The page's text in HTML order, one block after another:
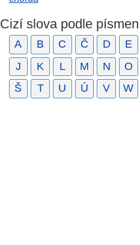
Cizí slova podle písmen
A B C Č D E
J
K L M N O
Š
T U Ú V W